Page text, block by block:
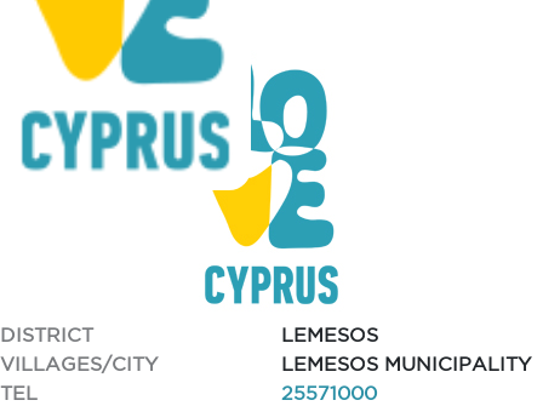
ME GUSTA
DISTRICT
LEMESOS
VILLAGES/CITY
LEMESOS MUNICIPALITY
TEL
25571000